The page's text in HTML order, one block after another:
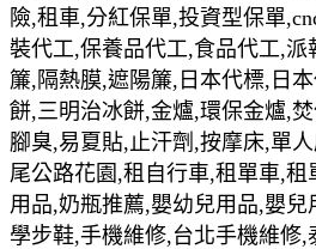
險,租車,分紅保單,投資型保單
裝代工,保養品代工,食品代工,派
簾,隔熱膜,遮陽簾,日本代標,日
餅,三明治冰餅,金爐,環保金爐,
腳臭,易夏貼,止汗劑,按摩床,單
尾公路花園,租自行車,租單車,
用品,奶瓶推薦,嬰幼兒用品,嬰兒
學步鞋,手機維修,台北手機維修